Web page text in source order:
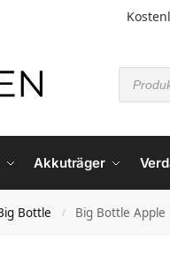
Akkuträger
Bottle / Big Bottle